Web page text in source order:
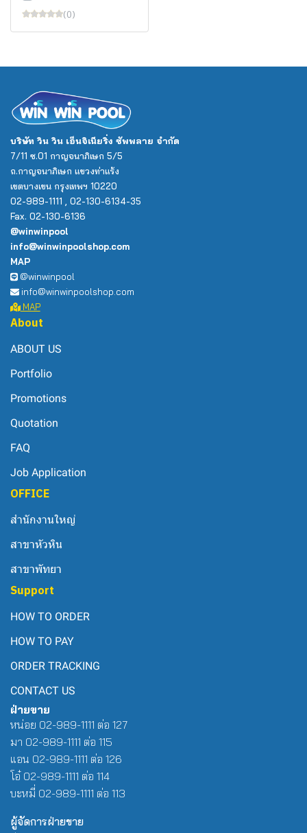
(0)
บริษัท วิน วิน เอ็นจิเนียริ่ง ซัพพลาย จำกัด
7/11 ซ.01 กาญจนาภิเษก 5/5
ถ.กาญจนาภิเษก แขวงท่าแร้ง
เขตบางเขน กรุงเทพฯ 10220
02-989-1111 , 02-130-6134-35
Fax. 02-130-6136
@winwinpool
info@winwinpoolshop.com
MAP
@winwinpool
info@winwinpoolshop.com
MAP
About
ABOUT US
Portfolio
Promotions
Quotation
FAQ
Job Application
OFFICE
สำนักงานใหญ่
สาขาหัวหิน
สาขาพัทยา
Support
HOW TO ORDER
HOW TO PAY
ORDER TRACKING
CONTACT US
ฝ่ายขาย
หน่อย 02-989-1111 ต่อ 127
มา 02-989-1111 ต่อ 115
แอน 02-989-1111 ต่อ 126
โอ๋ 02-989-1111 ต่อ 114
บะหมี่ 02-989-1111 ต่อ 113
ผู้จัดการฝ่ายขาย